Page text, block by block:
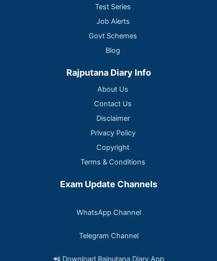
Test Series
Job Alerts
Govt Schemes
Blog
Rajputana Diary Info
About Us
Contact Us
Disclaimer
Privacy Policy
Copyright
Terms & Conditions
Exam Update Channels
WhatsApp Channel
Telegram Channel
📲 Download Rajputana Diary App